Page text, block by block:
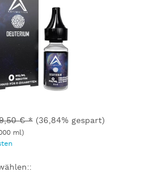
€ * (36,84% gespart)
ml)